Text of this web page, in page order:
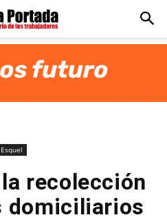
Esquel
recolección
domiciliarios